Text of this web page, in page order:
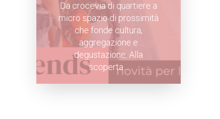
Da crocevia di quartiere a
micro spazio di prossimità
che fonde cultura,
aggregazione e
degustazione. Alla
scoperta…